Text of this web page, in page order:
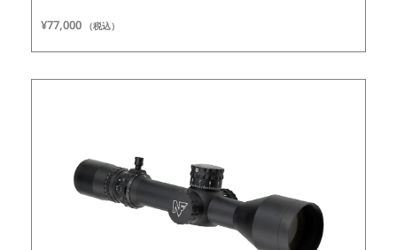
¥77,000 （税込）